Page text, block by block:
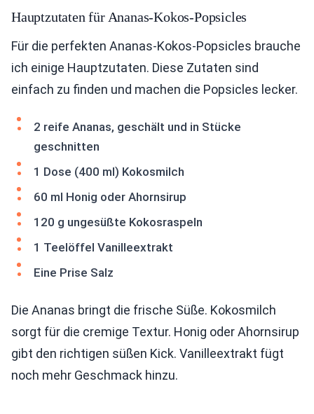
Hauptzutaten für Ananas-Kokos-Popsicles
Für die perfekten Ananas-Kokos-Popsicles brauche
ich einige Hauptzutaten. Diese Zutaten sind
einfach zu finden und machen die Popsicles lecker.
2 reife Ananas, geschält und in Stücke
geschnitten
1 Dose (400 ml) Kokosmilch
60 ml Honig oder Ahornsirup
120 g ungesüßte Kokosraspeln
1 Teelöffel Vanilleextrakt
Eine Prise Salz
Die Ananas bringt die frische Süße. Kokosmilch
sorgt für die cremige Textur. Honig oder Ahornsirup
gibt den richtigen süßen Kick. Vanilleextrakt fügt
noch mehr Geschmack hinzu.